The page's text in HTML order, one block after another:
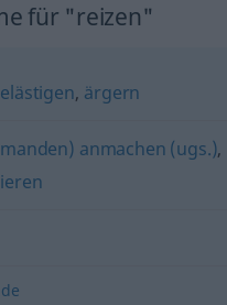
für "reizen"
, ärgern
anmachen (ugs.),